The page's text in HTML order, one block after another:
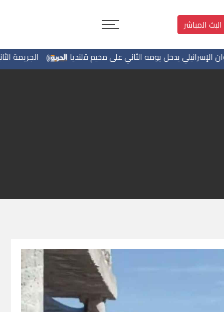
البث المباشر
الجريمة الثانية يدخل يومه الثاني على مخيم قلنديا